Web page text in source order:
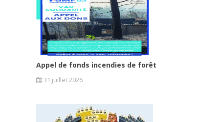
Appel de fonds incendies de forêt
31 juillet 2026